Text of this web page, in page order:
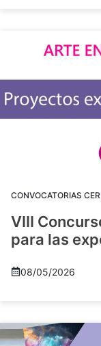
CONVOCATORIAS
VIII
para las
08/05/2026